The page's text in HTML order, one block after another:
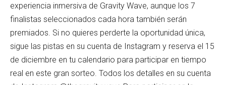
experiencia inmersiva de Gravity Wave, aunque los 7
finalistas seleccionados cada hora también serán
premiados. Si no quieres perderte la oportunidad única,
sigue las pistas en su cuenta de Instagram y reserva el 15
de diciembre en tu calendario para participar en tiempo
real en este gran sorteo. Todos los detalles en su cuenta